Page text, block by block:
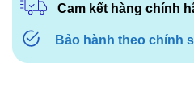
Cam kết hàng chính
Bảo hành theo chính